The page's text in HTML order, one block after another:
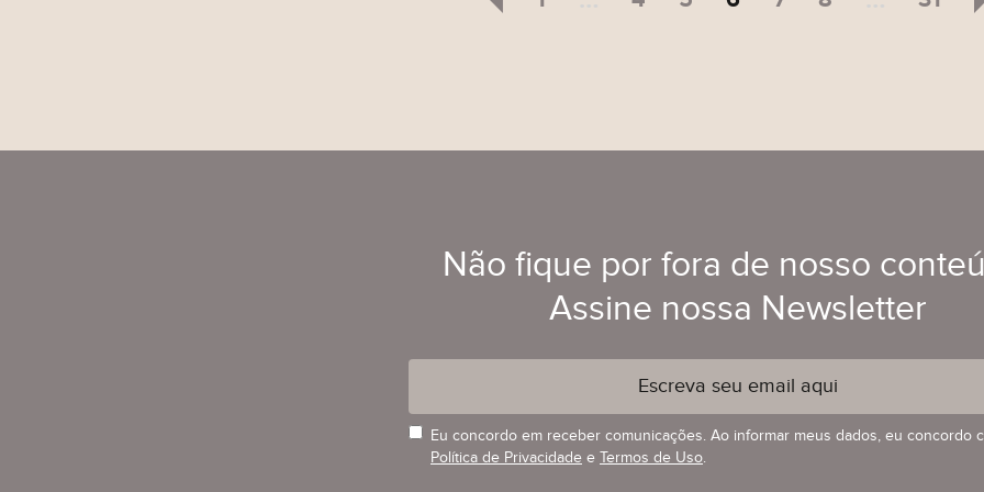
Não fique por fora de nosso
Assine nossa Newsletter
Eu concordo em receber comunicações. Ao informar meus dados, eu concordo
Política de Privacidade e Termos de Uso.